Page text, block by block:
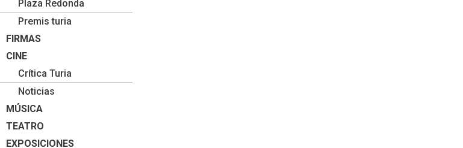
Plaza Redonda
Premis turia
FIRMAS
CINE
Crítica Turia
Noticias
MÚSICA
TEATRO
EXPOSICIONES